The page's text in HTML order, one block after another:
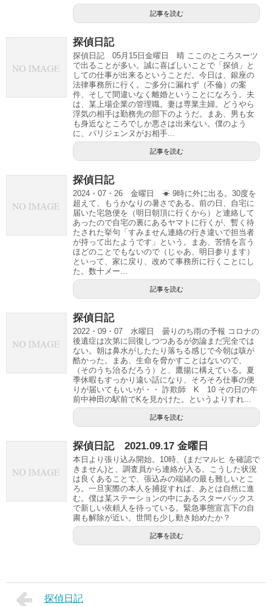
記事を読む
探偵日記
探偵日記 05月15日金曜日 晴 ここのところスーツ
で出ることが多い。誠に喜ばしいことで「探偵」と
しての仕事が出来るということだ。今日は、銀座の
法律事務所に行く。ご多分に漏れず（不倫）の案
件、そして間違いなく離婚ということになろう。夫
は、某上場企業の管理職。妻は専業主婦。どうやら
浮気の相手は勤務先の部下のようだ。まあ、男も女
も身近なところでしか悪さは出来ない。僕のよう
に、パリジェンヌがお相手...
記事を読む
探偵日記
2024・07・26 金曜日 ☀ 9時に外に出る。30度を
超えて、もうかなりの暑さである。前の日、自宅に
届いた宅急便を（明日朝頂に行くから）と連絡して
あったので自宅の裏にあるヤマトに行くが、暫く待
たされた挙句「すみません連絡の行き違いで担当者
が持って出たようです」という。まあ、苦情を言う
ほどのことでもないので（じゃあ、明日参ります）
といって、家に戻り、改めて事務所に行くことにし
た。数十メー...
記事を読む
探偵日記
2022・09・07 水曜日 曇りのち雨の予報 コロナの
後遺症は次第に回復しつつあるが勿論まだ完全では
ない。朝は鼻水がしたたり落ちる感じで今朝は咳が
酷かった。まあ、生命を脅かすことはないので、
（そのうち治るだろう）と、鷹揚に構えている。夏
季休暇もすっかり遠い話になり、そろそろ仕事の便
りが届いてもいいが・・ 詐欺師 K 10 その日の午
前中神田の駅前でKを見かけた。というよりすれ...
記事を読む
探偵日記 2021.09.17 金曜日
本日より張り込み開始。10時、(まだマルヒ を確認で
きません)と、調査員から連絡が入る。こうした状況
は良くあることで、張込みの端緒の最も難しいとこ
ろ。一旦実際の本人を捕捉すれば、あとは自然に進
む。僕は某ステーションの中にあるスターバックス
で新しい依頼人を待っている。緊急事態宣言下の自
粛も解除が近い。世間も少し動き始めたか？
記事を読む
探偵日記